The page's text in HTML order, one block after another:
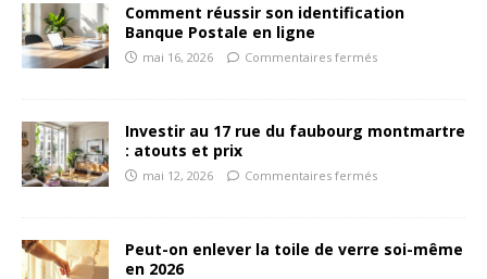
Comment réussir son identification
Banque Postale en ligne
mai 16, 2026 Commentaires fermés
Investir au 17 rue du faubourg montmartre
: atouts et prix
mai 12, 2026 Commentaires fermés
Peut-on enlever la toile de verre soi-même
en 2026